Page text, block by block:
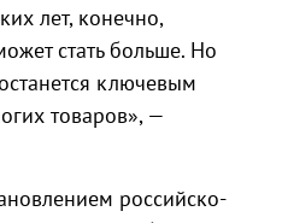
лет, конечно,
стать больше. Но
ключевым
товаров», —
российско-